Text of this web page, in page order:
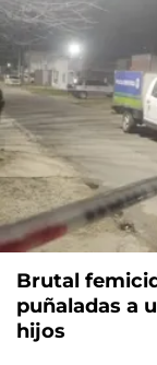
Brutal
puñaladas a
hijos